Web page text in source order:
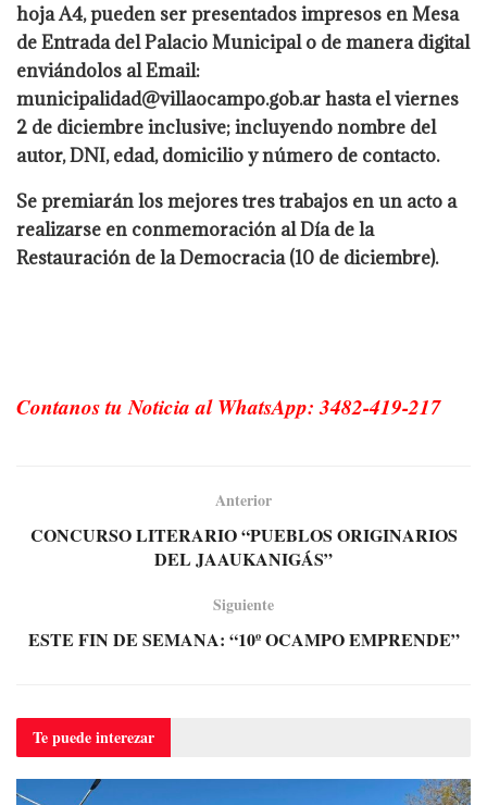
hoja A4, pueden ser presentados impresos en Mesa
de Entrada del Palacio Municipal o de manera digital
enviándolos al Email:
municipalidad@villaocampo.gob.arhasta el viernes
2 de diciembre inclusive; incluyendo nombre del
autor, DNI, edad, domicilio y número de contacto.
Se premiarán los mejores tres trabajos en un acto a
realizarse en conmemoración al Día de la
Restauración de la Democracia (10 de diciembre).
Contanos tu Noticia al WhatsApp: 3482-419-217
Anterior
CONCURSO LITERARIO “PUEBLOS ORIGINARIOS
DEL JAAUKANIGÁS”
Siguiente
ESTE FIN DE SEMANA: “10º OCAMPO EMPRENDE”
Te puedeinterezar